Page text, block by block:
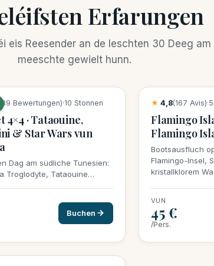
Erfarungen
eis Reesender an de leschten 30 Deeg am
meeschte gewielt hunn.
Bewertungen)·10 Stonnen
4×4 · Tataouine,
& Star Wars vun
Dag am südliche Tunesien:
Troglodyte, Tataouine
op de Dunen.
Buchen
★ 4,8(167 Avis)·
Flamingo
Flamingo
Bootsausfluch
Flamingo-Insel,
kristallklorem
VUN
45 €
/Pers.
dës Woch